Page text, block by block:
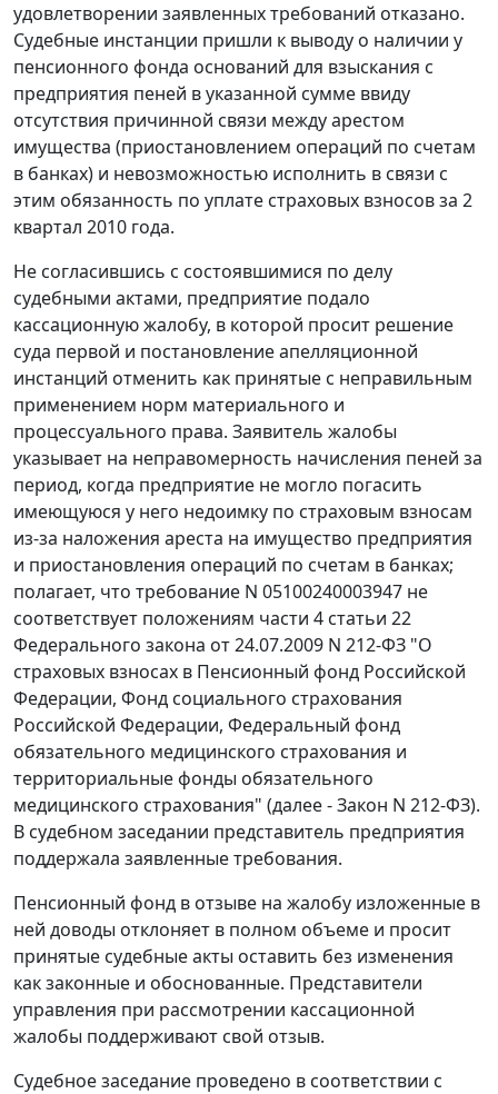
удовлетворении заявленных требований отказано.
Судебные инстанции пришли к выводу о наличии у
пенсионного фонда оснований для взыскания с
предприятия пеней в указанной сумме ввиду
отсутствия причинной связи между арестом
имущества (приостановлением операций по счетам
в банках) и невозможностью исполнить в связи с
этим обязанность по уплате страховых взносов за 2
квартал 2010 года.
Не согласившись с состоявшимися по делу
судебными актами, предприятие подало
кассационную жалобу, в которой просит решение
суда первой и постановление апелляционной
инстанций отменить как принятые с неправильным
применением норм материального и
процессуального права. Заявитель жалобы
указывает на неправомерность начисления пеней за
период, когда предприятие не могло погасить
имеющуюся у него недоимку по страховым взносам
из-за наложения ареста на имущество предприятия
и приостановления операций по счетам в банках;
полагает, что требование N 05100240003947 не
соответствует положениям части 4 статьи 22
Федерального закона от 24.07.2009 N 212-ФЗ "О
страховых взносах в Пенсионный фонд Российской
Федерации, Фонд социального страхования
Российской Федерации, Федеральный фонд
обязательного медицинского страхования и
территориальные фонды обязательного
медицинского страхования" (далее - Закон N 212-ФЗ).
В судебном заседании представитель предприятия
поддержала заявленные требования.
Пенсионный фонд в отзыве на жалобу изложенные в
ней доводы отклоняет в полном объеме и просит
принятые судебные акты оставить без изменения
как законные и обоснованные. Представители
управления при рассмотрении кассационной
жалобы поддерживают свой отзыв.
Судебное заседание проведено в соответствии с